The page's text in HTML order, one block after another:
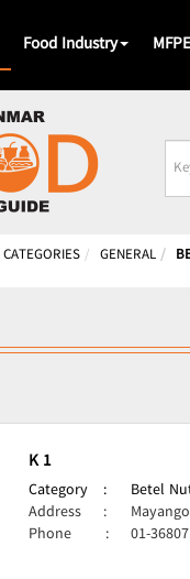
Food Industry
CATEGORIES GENERAL
K 1
Category :
Betel
Address
:
Phone
: 01-